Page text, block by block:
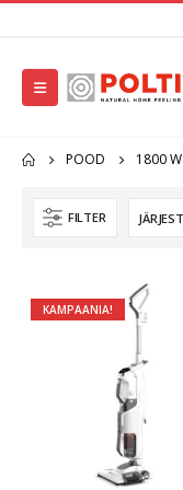
POOD 1800 W
FILTER
KAMPAANIA!